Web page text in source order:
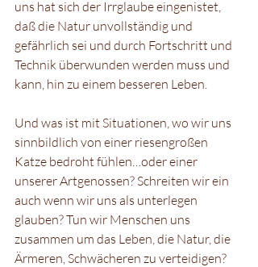
uns hat sich der Irrglaube eingenistet,
daß die Natur unvollständig und
gefährlich sei und durch Fortschritt und
Technik überwunden werden muss und
kann, hin zu einem besseren Leben.
Und was ist mit Situationen, wo wir uns
sinnbildlich von einer riesengroßen
Katze bedroht fühlen…oder einer
unserer Artgenossen? Schreiten wir ein
auch wenn wir uns als unterlegen
glauben? Tun wir Menschen uns
zusammen um das Leben, die Natur, die
Ärmeren, Schwächeren zu verteidigen?